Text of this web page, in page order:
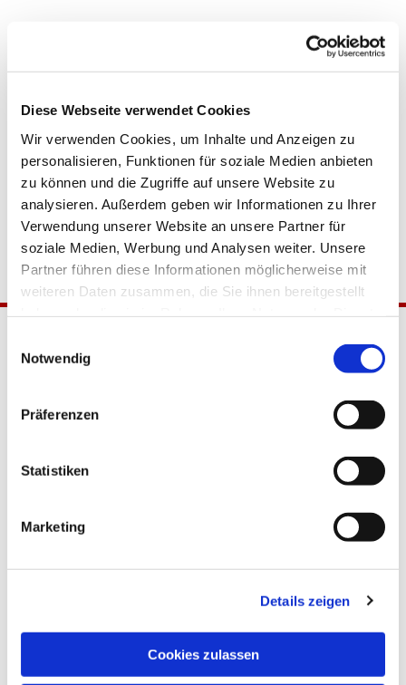
Diese Webseite verwendet Cookies
Wir verwenden Cookies, um Inhalte und Anzeigen zu
personalisieren, Funktionen für soziale Medien anbieten
zu können und die Zugriffe auf unsere Website zu
analysieren. Außerdem geben wir Informationen zu Ihrer
Verwendung unserer Website an unsere Partner für
soziale Medien, Werbung und Analysen weiter. Unsere
Partner führen diese Informationen möglicherweise mit
weiteren Daten zusammen, die Sie ihnen bereitgestellt
Notwendig
Präferenzen
Statistiken
Marketing
Details zeigen
Cookies zulassen
Katholische Kirchengemeinde
Tempelhof-Buckow
Geistlicher Raum